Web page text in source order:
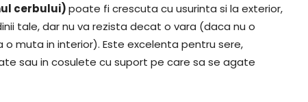
cerbului)poate fi crescuta cu usurinta si la exterior,
tale, dar nu va rezista decat o vara (daca nu o
muta in interior). Este excelenta pentru sere,
sau in cosulete cu suport pe care sa se agate